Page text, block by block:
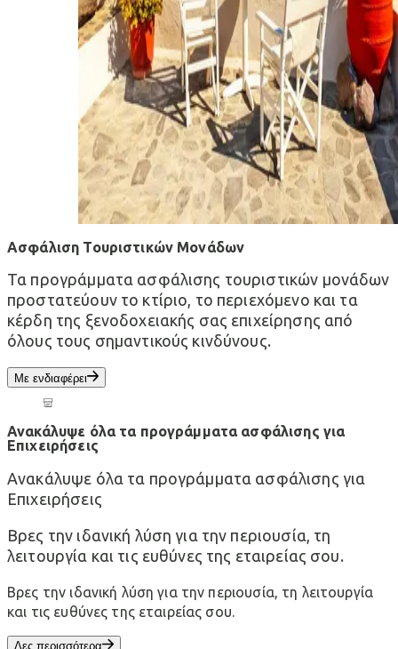
Ασφάλιση Τουριστικών Μονάδων
Τα προγράμματα ασφάλισης τουριστικών μονάδων
προστατεύουν το κτίριο, το περιεχόμενο και τα
κέρδη της ξενοδοχειακής σας επιχείρησης από
όλους τους σημαντικούς κινδύνους.
Με ενδιαφέρει
Ανακάλυψε όλα τα προγράμματα ασφάλισης για
Επιχειρήσεις
Ανακάλυψε όλα τα προγράμματα ασφάλισης για
Επιχειρήσεις
Βρες την ιδανική λύση για την περιουσία, τη
λειτουργία και τις ευθύνες της εταιρείας σου.
Βρες την ιδανική λύση για την περιουσία, τη λειτουργία
και τις ευθύνες της εταιρείας σου.
Δες περισσότερα